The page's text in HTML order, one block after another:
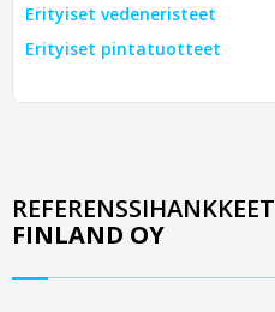
Erityiset vedeneristeet
Erityiset pintatuotteet
REFERENSSIHANKKEET
FINLAND OY